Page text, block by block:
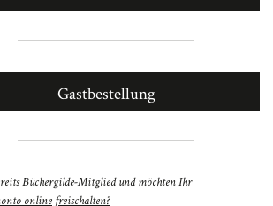
Gastbestellung
Büchergilde-Mitglied und möchten Ihr
online freischalten?